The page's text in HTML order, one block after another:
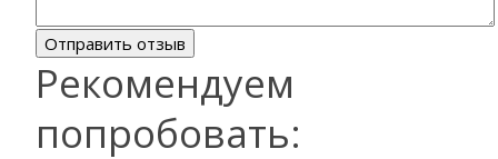
Рекомендуем
попробовать: